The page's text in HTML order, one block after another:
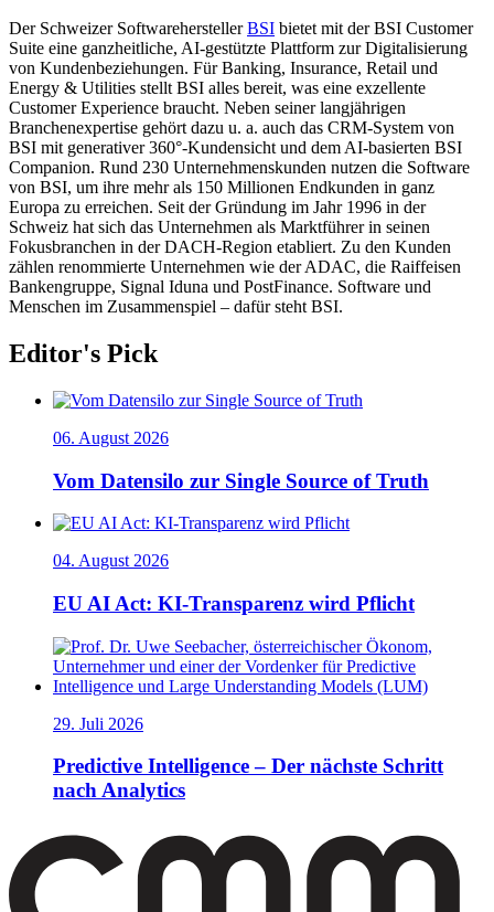
Der Schweizer SoftwareherstellerBSI bietet mit der BSI Customer
Suite eine ganzheitliche, AI-gestützte Plattform zur Digitalisierung
von Kundenbeziehungen. Für Banking, Insurance, Retail und
Energy & Utilities stellt BSI alles bereit, was eine exzellente
Customer Experience braucht. Neben seiner langjährigen
Branchenexpertise gehört dazu u. a. auch das CRM-System von
BSI mit generativer 360°-Kundensicht und dem AI-basierten BSI
Companion. Rund 230 Unternehmenskunden nutzen die Software
von BSI, um ihre mehr als 150 Millionen Endkunden in ganz
Europa zu erreichen. Seit der Gründung im Jahr 1996 in der
Schweiz hat sich das Unternehmen als Marktführer in seinen
Fokusbranchen in der DACH-Region etabliert. Zu den Kunden
zählen renommierte Unternehmen wie der ADAC, die Raiffeisen
Bankengruppe, Signal Iduna und PostFinance. Software und
Menschen im Zusammenspiel – dafür steht BSI.
Editor's Pick
06. August 2026
Vom Datensilo zur Single Source of Truth
04. August 2026
EU AI Act: KI-Transparenz wird Pflicht
29. Juli 2026
Predictive Intelligence – Der nächste Schritt
nach Analytics